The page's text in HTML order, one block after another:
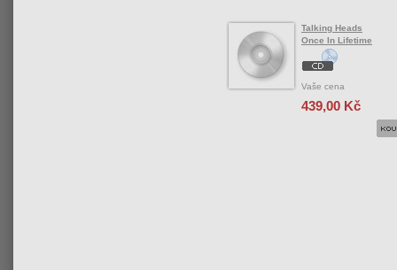
Talking Heads
Once In Lifetime
Vaše cena
439,00 Kč